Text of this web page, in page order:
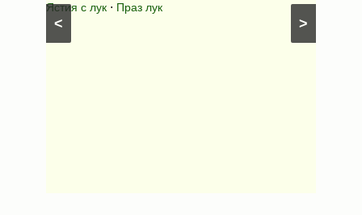
>
<
Картофени гарнитури
Пържени картофи
Бъркани яйца - безмесни